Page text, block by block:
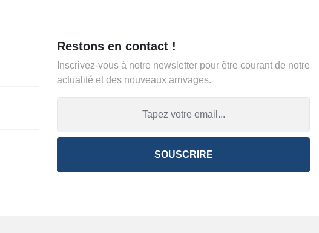
Restons en contact !
Inscrivez-vous à notre newsletter pour être courant de notre
actualité et des nouveaux arrivages.
SOUSCRIRE